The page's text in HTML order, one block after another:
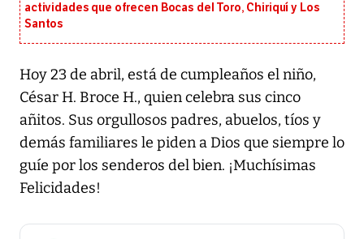
actividades que ofrecen Bocas del Toro, Chiriquí y Los
Santos
Hoy 23 de abril, está de cumpleaños el niño,
César H. Broce H., quien celebra sus cinco
añitos. Sus orgullosos padres, abuelos, tíos y
demás familiares le piden a Dios que siempre lo
guíe por los senderos del bien. ¡Muchísimas
Felicidades!